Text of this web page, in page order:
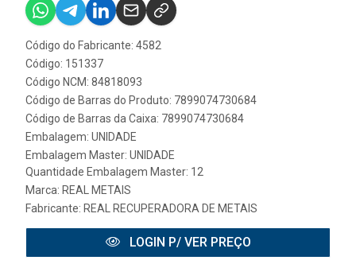
Código do Fabricante: 4582
Código: 151337
Código NCM: 84818093
Código de Barras do Produto: 7899074730684
Código de Barras da Caixa: 7899074730684
Embalagem: UNIDADE
Embalagem Master: UNIDADE
Quantidade Embalagem Master: 12
Marca: REAL METAIS
Fabricante: REAL RECUPERADORA DE METAIS
LOGIN P/ VER PREÇO